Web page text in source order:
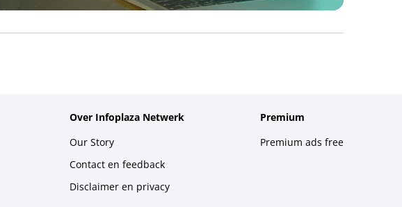
Over Infoplaza Netwerk
Our Story
Contact en feedback
Disclaimer en privacy
Premium
Premium ads free